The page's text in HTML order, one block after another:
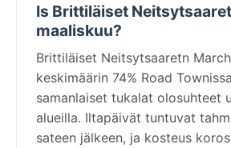
Is Brittiläiset
maaliskuu?
Brittiläiset Neitsytsaaretn
keskimäärin 74% Road
samanlaiset tukalat olosuhteet
alueilla. Iltapäivät tuntuvat
sateen jälkeen, ja kosteus